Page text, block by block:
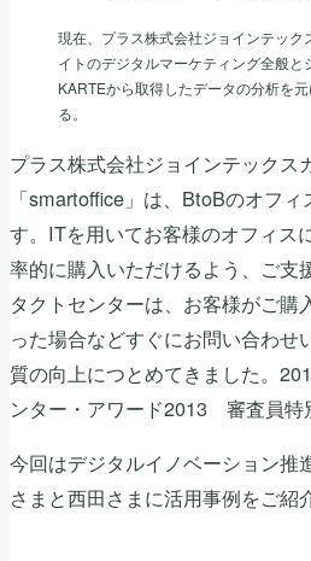
現在、プラス株式会社ジョインテッ
イトのデジタルマーケティング全般と
KARTEから取得したデータの分析を
る。
プラス株式会社ジョインテックス
「smartoffice」は、BtoBのオフ
す。ITを用いてお客様のオフィス
率的に購入いただけるよう、ご支
タクトセンターは、お客様がご購
った場合などすぐにお問い合わせ
質の向上につとめてきました。
ンター・アワード2013 審査員特
今回はデジタルイノベーション推
さまと西田さまに活用事例をご紹